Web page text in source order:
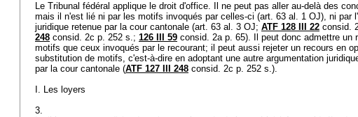
Le Tribunal fédéral applique le droit d'office. Il ne peut pas aller au-delà des
mais il n'est lié ni par les motifs invoqués par celles-ci (art. 63 al. 1 OJ), ni par
juridique retenue par la cour cantonale (art. 63 al. 3 OJ; ATF 128 III 22 consid.
248 consid. 2c p. 252 s.; 126 III 59 consid. 2a p. 65). Il peut donc admettre un
motifs que ceux invoqués par le recourant; il peut aussi rejeter un recours en
substitution de motifs, c'est-à-dire en adoptant une autre argumentation
par la cour cantonale (ATF 127 III 248 consid. 2c p. 252 s.).
I. Les loyers
3.